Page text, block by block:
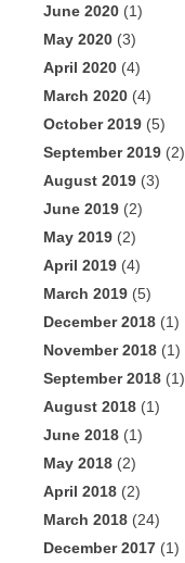
June 2020 (1)
May 2020 (3)
April 2020 (4)
March 2020 (4)
October 2019 (5)
September 2019 (2)
August 2019 (3)
June 2019 (2)
May 2019 (2)
April 2019 (4)
March 2019 (5)
December 2018 (1)
November 2018 (1)
September 2018 (1)
August 2018 (1)
June 2018 (1)
May 2018 (2)
April 2018 (2)
March 2018 (24)
December 2017 (1)